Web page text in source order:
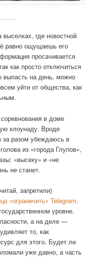
где новостной
равно ощущаешь его
просачивается
как просто отключиться
выпасть на день, можно
уйти от общества, как
в доме
клоунаду. Вроде
за разом убеждаюсь в
из «города Глупов»,
«высеку» и «не
не станет.
запретили)
«ограничить» Telegram.
уровне.
а на деле —
то, как
для этого. Будет ли
уже давно, а часть